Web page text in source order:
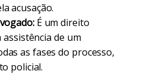
acusação.
É um direito
de um
as fases do processo,
policial.